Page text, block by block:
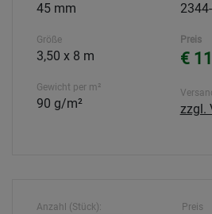
45 mm
Größe
3,50 x 8 m
Gewicht per m²
90 g/m²
Preis
€
zzgl.
Anzahl (Stück): Preis